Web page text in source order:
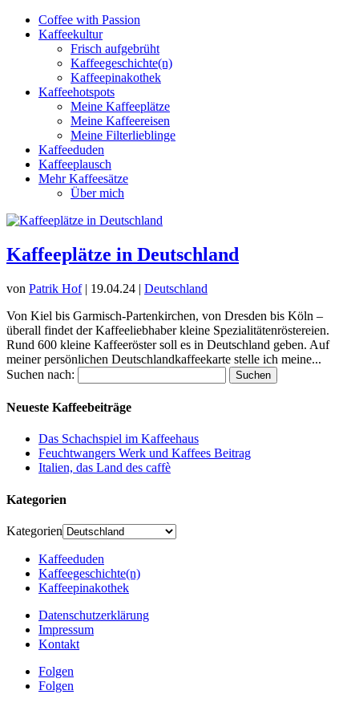
Coffee with Passion
Kaffeekultur
Frisch aufgebrüht
Kaffeegeschichte(n)
Kaffeepinakothek
Kaffeehotspots
Meine Kaffeeplätze
Meine Kaffeereisen
Meine Filterlieblinge
Kaffeeduden
Kaffeeplausch
Mehr Kaffeesätze
Über mich
Kaffeeplätze in Deutschland
von Patrik Hof| 19.04.24 | Deutschland
Von Kiel bis Garmisch-Partenkirchen, von Dresden bis Köln –
überall findet der Kaffeeliebhaber kleine Spezialitätenröstereien.
Rund 600 kleine Kaffeeröster soll es in Deutschland geben. Auf
meiner persönlichen Deutschlandkaffeekarte stelle ich meine...
Suchen nach:
Neueste Kaffeebeiträge
Das Schachspiel im Kaffeehaus
Feuchtwangers Werk und Kaffees Beitrag
Italien, das Land des caffè
Kategorien
Kategorien
Kaffeeduden
Kaffeegeschichte(n)
Kaffeepinakothek
Datenschutzerklärung
Impressum
Kontakt
Folgen
Folgen